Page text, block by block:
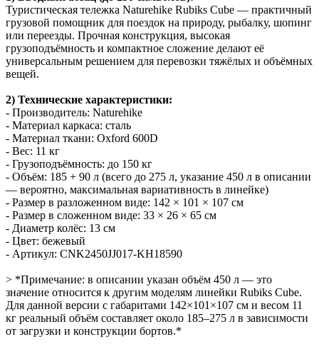
Туристическая тележка Naturehike Rubiks Cube — практичный
грузовой помощник для поездок на природу, рыбалку, шопинг
или переезды. Прочная конструкция, высокая
грузоподъёмность и компактное сложение делают её
универсальным решением для перевозки тяжёлых и объёмных
вещей.
2) Технические характеристики:
- Производитель: Naturehike
- Материал каркаса: сталь
- Материал ткани: Oxford 600D
- Вес: 11 кг
- Грузоподъёмность: до 150 кг
- Объём: 185 + 90 л (всего до 275 л, указание 450 л в описании
— вероятно, максимальная вариативность в линейке)
- Размер в разложенном виде: 142 × 101 × 107 см
- Размер в сложенном виде: 33 × 26 × 65 см
- Диаметр колёс: 13 см
- Цвет: бежевый
- Артикул: CNK2450JJ017-KH18590
> *Примечание: в описании указан объём 450 л — это
значение относится к другим моделям линейки Rubiks Cube.
Для данной версии с габаритами 142×101×107 см и весом 11
кг реальный объём составляет около 185–275 л в зависимости
от загрузки и конструкции бортов.*